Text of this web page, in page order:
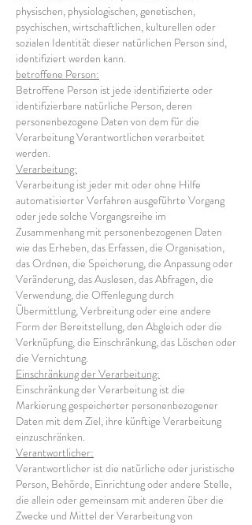
physischen, physiologischen, genetischen,
psychischen, wirtschaftlichen, kulturellen oder
sozialen Identität dieser natürlichen Person sind,
identifiziert werden kann.
betroffene Person:
Betroffene Person ist jede identifizierte oder
identifizierbare natürliche Person, deren
personenbezogene Daten von dem für die
Verarbeitung Verantwortlichen verarbeitet
werden.
Verarbeitung:
Verarbeitung ist jeder mit oder ohne Hilfe
automatisierter Verfahren ausgeführte Vorgang
oder jede solche Vorgangsreihe im
Zusammenhang mit personenbezogenen Daten
wie das Erheben, das Erfassen, die Organisation,
das Ordnen, die Speicherung, die Anpassung oder
Veränderung, das Auslesen, das Abfragen, die
Verwendung, die Offenlegung durch
Übermittlung, Verbreitung oder eine andere
Form der Bereitstellung, den Abgleich oder die
Verknüpfung, die Einschränkung, das Löschen oder
die Vernichtung.
Einschränkung der Verarbeitung:
Einschränkung der Verarbeitung ist die
Markierung gespeicherter personenbezogener
Daten mit dem Ziel, ihre künftige Verarbeitung
einzuschränken.
Verantwortlicher:
Verantwortlicher ist die natürliche oder juristische
Person, Behörde, Einrichtung oder andere Stelle,
die allein oder gemeinsam mit anderen über die
Zwecke und Mittel der Verarbeitung von